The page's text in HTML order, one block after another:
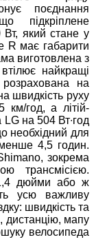
поєднання
підкріплене
який стане у
R має габарити
виготовлена з
найкращі
на
швидкість руху
км/год, а літій-
на 504 Вт∙год
необхідний для
4,5 годин.
зокрема
трансмісією.
дюйми або ж
усю важливу
швидкість та
дистанцію, мапу
велосипеда